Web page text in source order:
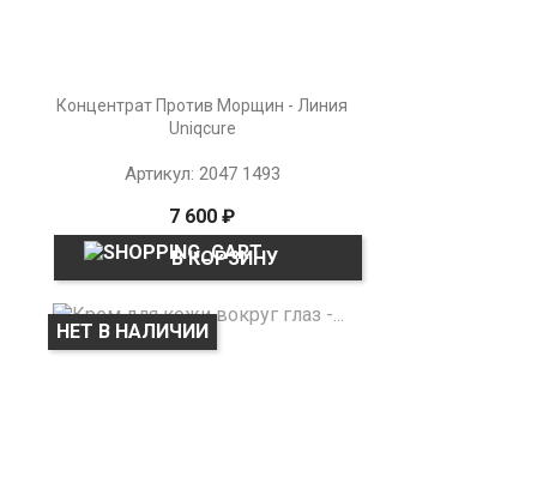
Концентрат Против Морщин - Линия
Uniqcure
Артикул: 2047 1493
7 600 ₽
В КОРЗИНУ
НЕТ В НАЛИЧИИ